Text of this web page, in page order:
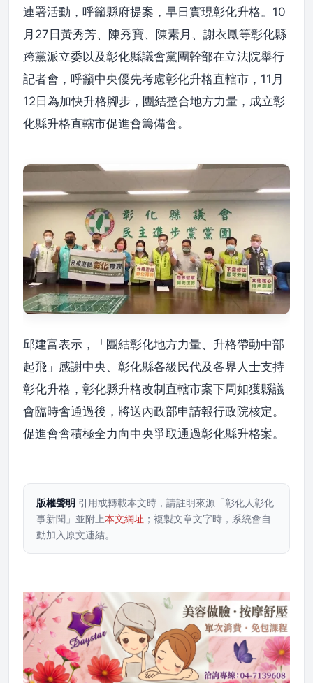
連署活動，呼籲縣府提案，早日實現彰化升格。10
月27日黃秀芳、陳秀寶、陳素月、謝衣鳳等彰化縣
跨黨派立委以及彰化縣議會黨團幹部在立法院舉行
記者會，呼籲中央優先考慮彰化升格直轄市，11月
12日為加快升格腳步，團結整合地方力量，成立彰
化縣升格直轄市促進會籌備會。
邱建富表示，「團結彰化地方力量、升格帶動中部
起飛」感謝中央、彰化縣各級民代及各界人士支持
彰化升格，彰化縣升格改制直轄市案下周如獲縣議
會臨時會通過後，將送內政部申請報行政院核定。
促進會會積極全力向中央爭取通過彰化縣升格案。
版權聲明 引用或轉載本文時，請註明來源「彰化人彰化
事新聞」並附上本文網址 ；複製文章文字時，系統會自
動加入原文連結。